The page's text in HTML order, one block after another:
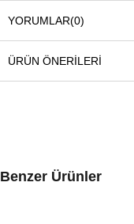
YORUMLAR(0)
ÜRÜN ÖNERILERI
Benzer Ürünler